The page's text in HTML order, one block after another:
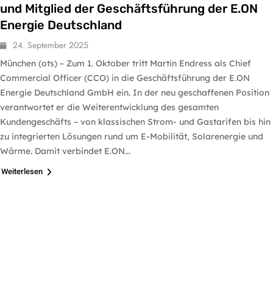
und Mitglied der Geschäftsführung der E.ON
Energie Deutschland
24. September 2025
München (ots) – Zum 1. Oktober tritt Martin Endress als Chief
Commercial Officer (CCO) in die Geschäftsführung der E.ON
Energie Deutschland GmbH ein. In der neu geschaffenen Position
verantwortet er die Weiterentwicklung des gesamten
Kundengeschäfts – von klassischen Strom- und Gastarifen bis hin
zu integrierten Lösungen rund um E-Mobilität, Solarenergie und
Wärme. Damit verbindet E.ON...
Weiterlesen